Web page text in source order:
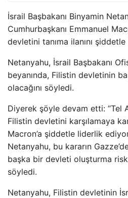
İsrail Başbakanı Binyamin
Cumhurbaşkanı Emmanuel
devletini tanıma ilanını şiddetle
Netanyahu, İsrail Başbakanı
beyanında, Filistin devletinin
olacağını söyledi.
Diyerek şöyle devam etti: “Tel
Filistin devletini karşılamaya
Macron’a şiddetle liderlik
Netanyahu, bu kararın
başka bir devleti oluşturma
söyledi.
Netanyahu, Filistin devletinin